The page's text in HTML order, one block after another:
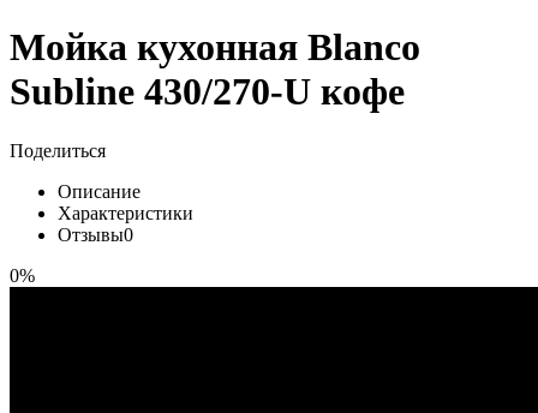
Мойка кухонная Blanco
Subline 430/270-U кофе
Поделиться
Описание
Характеристики
Отзывы0
0%